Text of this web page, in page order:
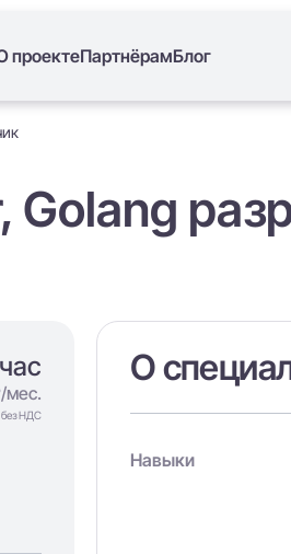
проектеПартнёрамБлог
Golang
мес.
без НДС
О
Навыки